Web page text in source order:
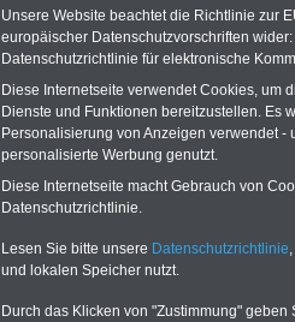
Beamte zwischen mind.
SERVICE gibt hierzu eine
dem Beschluss des
wird (im II. Quartal.2026) >>>
Unsere Website beachtet die Richtlinie zur
europäischer Datenschutzvorschriften
Datenschutzrichtlinie für elektronische
Diese Internetseite verwendet Cookies, um
Dienste und Funktionen bereitzustellen. Es
Personalisierung von Anzeigen verwendet
personalisierte Werbung genutzt.
Diese Internetseite macht Gebrauch von
Datenschutzrichtlinie.
Lesen Sie bitte unsere Datenschutzrichtlinie
und lokalen Speicher nutzt.
Durch das Klicken von "Zustimmung"